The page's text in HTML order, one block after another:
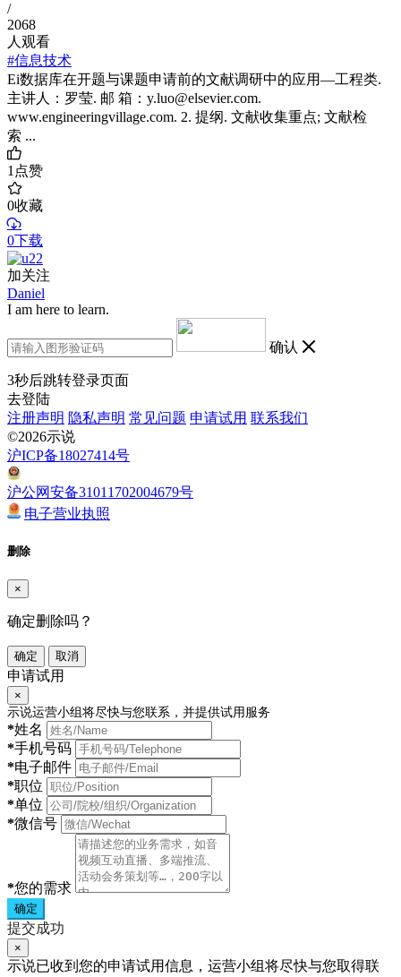
/
2068
人观看
#信息技术
Ei数据库在开题与课题申请前的文献调研中的应用—工程类.
主讲人：罗莹. 邮 箱：y.luo@elsevier.com.
www.engineeringvillage.com. 2. 提纲. 文献收集重点; 文献检
索 ...
1点赞
0收藏
0下载
加关注
Daniel
I am here to learn.
确认
3秒后跳转登录页面
去登陆
注册声明 隐私声明 常见问题 申请试用 联系我们
©2026示说
沪ICP备18027414号
沪公网安备31011702004679号
电子营业执照
删除
×
确定删除吗？
确定 取消
申请试用
×
示说运营小组将尽快与您联系，并提供试用服务
*姓名
*手机号码
*电子邮件
*职位
*单位
*微信号
*您的需求
确定
提交成功
×
示说已收到您的申请试用信息，运营小组将尽快与您取得联